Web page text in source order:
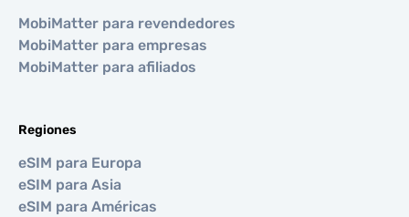
MobiMatter para revendedores
MobiMatter para empresas
MobiMatter para afiliados
Regiones
eSIM para Europa
eSIM para Asia
eSIM para Américas